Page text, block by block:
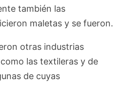
también las
maletas y se fueron.
otras industrias
las textileras y de
de cuyas